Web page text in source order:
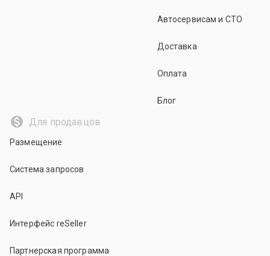
Автосервисам и СТО
Доставка
Оплата
Блог
Для продавцов
Размещение
Система запросов
API
Интерфейс reSeller
Партнерская программа